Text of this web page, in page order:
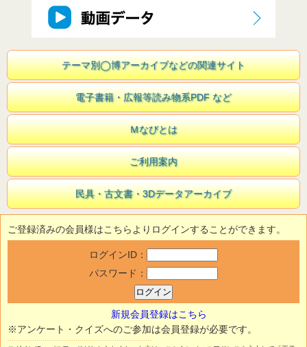
テーマ別◯博アーカイブなどの関連サイト
電子書籍・広報等読み物系PDF など
Ｍなびとは
ご利用案内
民具・古文書・3Dデータアーカイブ
ご登録済みの会員様はこちらよりログインすることができます。
ログインID：
パスワード：
新規会員登録はこちら
※アンケート・クイズへのご参加は会員登録が必要です。